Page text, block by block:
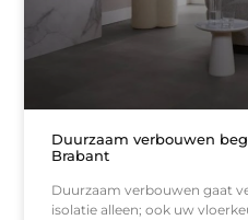
Duurzaam verbouwen
Brabant
Duurzaam verbouwen gaat
isolatie alleen; ook uw